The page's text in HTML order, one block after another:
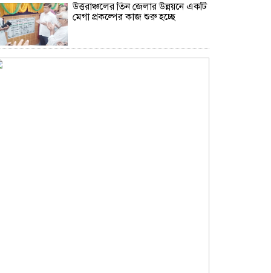
উত্তরাঞ্চলের তিন জেলার উন্নয়নে একটি
মেগা প্রকল্পের কাজ শুরু হচ্ছে
২০২৮-২৯ অর্থবছরে ভারতের অর্থনীতি